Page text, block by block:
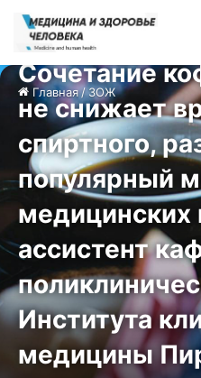
Главная/ЗОЖ
ЗОЖ
Сочетание
не снижает
спиртного,
популярный
медицинских
ассистент
Института
медицины